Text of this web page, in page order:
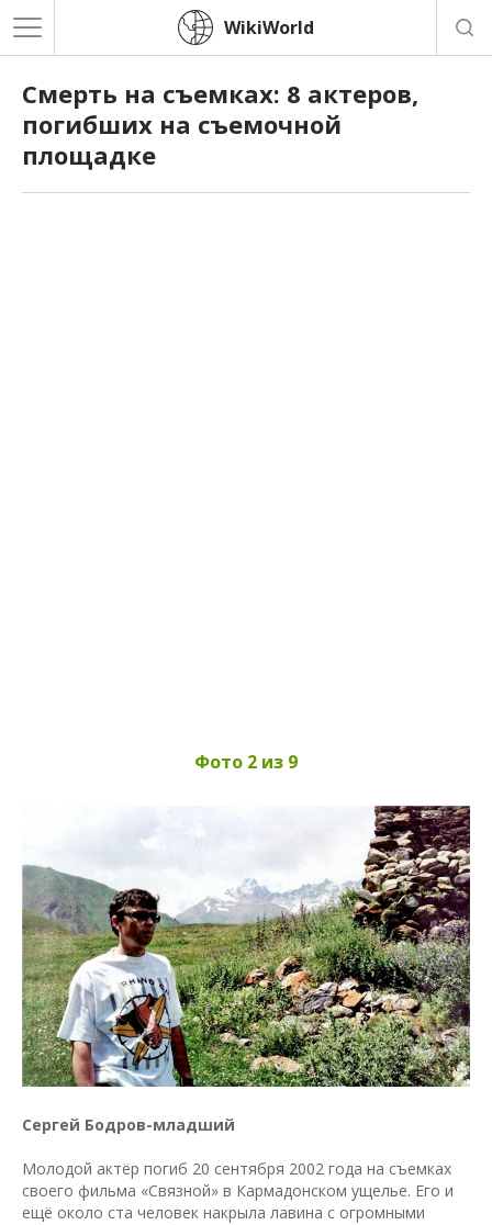
WikiWorld
Смерть на съемках: 8 актеров,
погибших на съемочной
площадке
Фото 2 из 9
Сергей Бодров-младший
Молодой актёр погиб 20 сентября 2002 года на съемках
своего фильма «Связной» в Кармадонском ущелье. Его и
ещё около ста человек накрыла лавина с огромными